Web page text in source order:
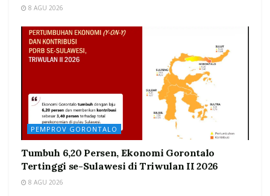
8 AGU 2026
PEMPROV GORONTALO
Tumbuh 6,20 Persen, Ekonomi Gorontalo
Tertinggi se-Sulawesi di Triwulan II 2026
8 AGU 2026